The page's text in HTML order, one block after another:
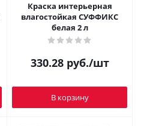
Краска интерьерная
влагостойкая СУФФИКС
белая 2 л
330.28руб./шт
В корзину